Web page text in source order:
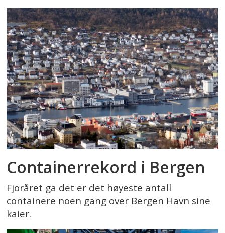
Containerrekord i Bergen
Fjoråret ga det er det høyeste antall
containere noen gang over Bergen Havn sine
kaier.